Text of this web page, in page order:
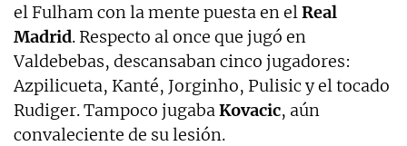
el Fulham con la mente puesta en elReal
Madrid. Respecto al once que jugó en
Valdebebas, descansaban cinco jugadores:
Azpilicueta, Kanté, Jorginho, Pulisic y el tocado
Rudiger. Tampoco jugabaKovacic, aún
convaleciente de su lesión.